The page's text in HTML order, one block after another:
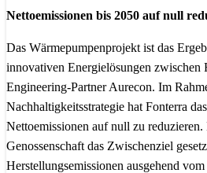
Nettoemissionen bis 2050 auf null
Das Wärmepumpenprojekt ist das
innovativen Energielösungen zwischen
Engineering-Partner Aurecon. Im
Nachhaltigkeitsstrategie hat Fonterra
Nettoemissionen auf null zu
Genossenschaft das Zwischenziel
Herstellungsemissionen ausgehend